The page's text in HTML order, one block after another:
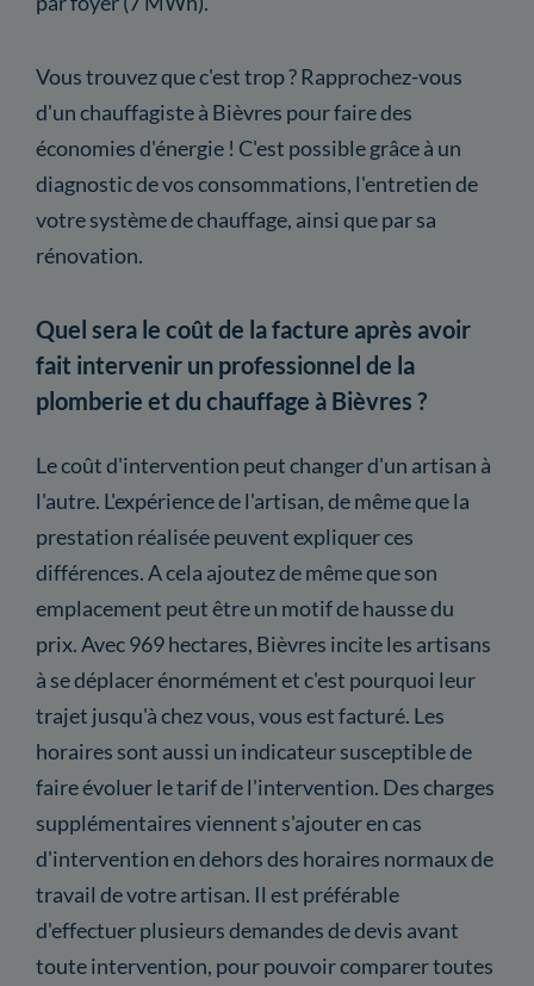
Vous trouvez que c'est trop ? Rapprochez-vous
d'un chauffagiste à Bièvres pour faire des
économies d'énergie ! C'est possible grâce à un
diagnostic de vos consommations, l'entretien de
votre système de chauffage, ainsi que par sa
rénovation.
Quel sera le coût de la facture après avoir
fait intervenir un professionnel de la
plomberie et du chauffage à Bièvres ?
Le coût d'intervention peut changer d'un artisan à
l'autre. L'expérience de l'artisan, de même que la
prestation réalisée peuvent expliquer ces
différences. A cela ajoutez de même que son
emplacement peut être un motif de hausse du
prix. Avec 969 hectares, Bièvres incite les artisans
à se déplacer énormément et c'est pourquoi leur
trajet jusqu'à chez vous, vous est facturé. Les
horaires sont aussi un indicateur susceptible de
faire évoluer le tarif de l'intervention. Des charges
supplémentaires viennent s'ajouter en cas
d'intervention en dehors des horaires normaux de
travail de votre artisan. Il est préférable
d'effectuer plusieurs demandes de devis avant
toute intervention, pour pouvoir comparer toutes